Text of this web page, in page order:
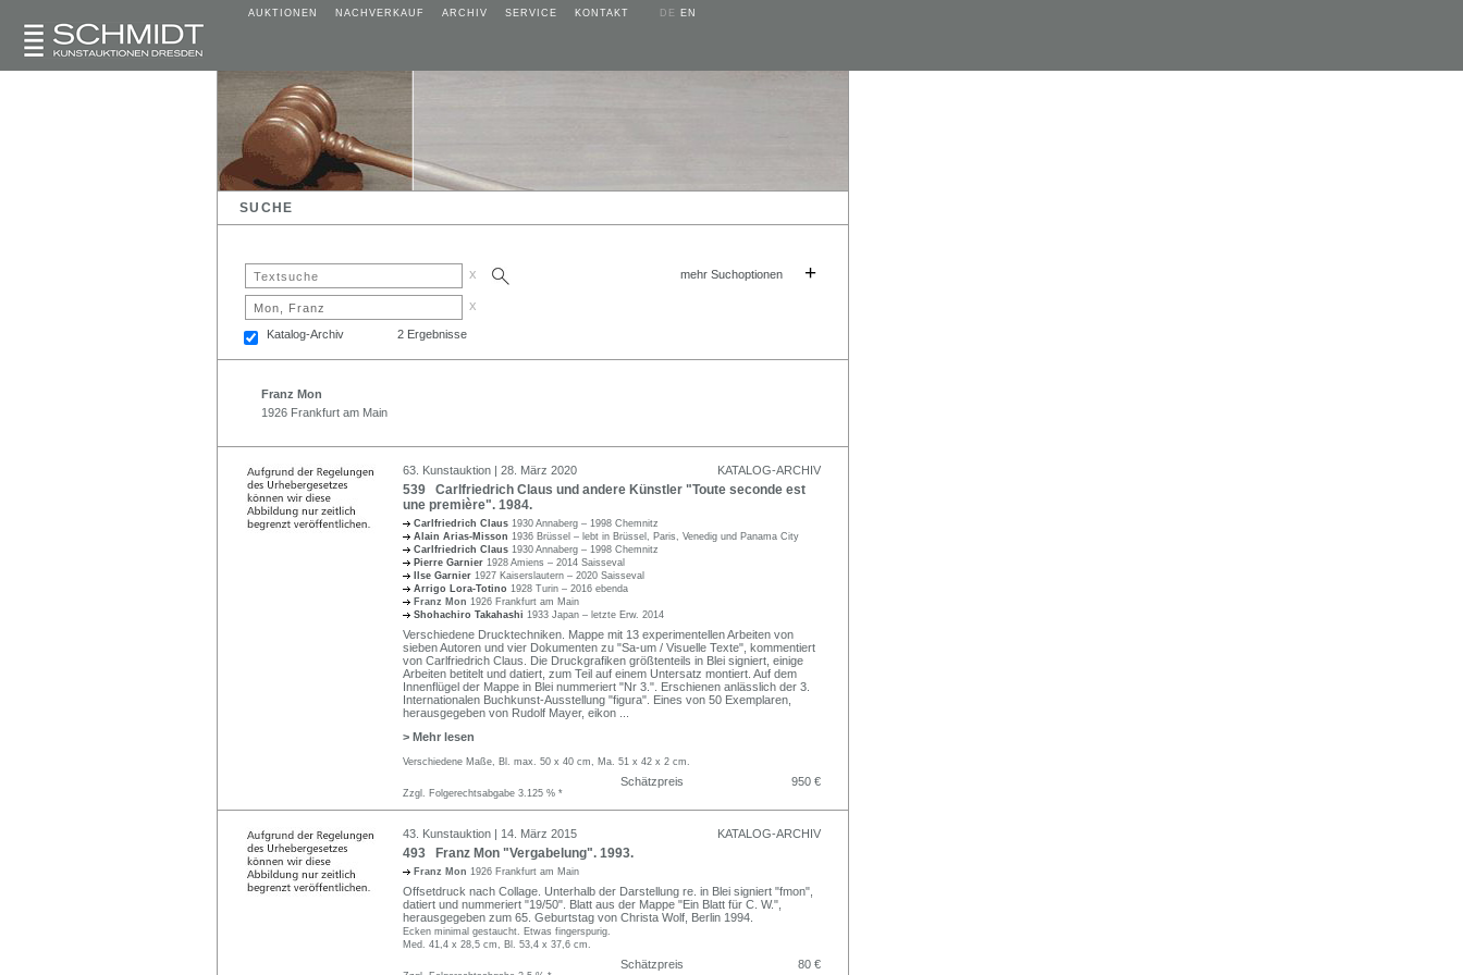
AUKTIONEN NACHVERKAUF ARCHIV SERVICE KONTAKT DE EN
SUCHE
x mehr Suchoptionen +
x
Katalog-Archiv 2 Ergebnisse
Franz Mon
1926 Frankfurt am Main
63. Kunstauktion | 28. März 2020 KATALOG-ARCHIV
539 Carlfriedrich Claus und andere Künstler "Toute seconde est
une première". 1984.
Carlfriedrich Claus 1930 Annaberg – 1998 Chemnitz
Alain Arias-Misson 1936 Brüssel – lebt in Brüssel, Paris, Venedig und Panama City
Carlfriedrich Claus 1930 Annaberg – 1998 Chemnitz
Pierre Garnier 1928 Amiens – 2014 Saisseval
Ilse Garnier 1927 Kaiserslautern – 2020 Saisseval
Arrigo Lora-Totino 1928 Turin – 2016 ebenda
Franz Mon 1926 Frankfurt am Main
Shohachiro Takahashi 1933 Japan – letzte Erw. 2014
Verschiedene Drucktechniken. Mappe mit 13 experimentellen Arbeiten von
sieben Autoren und vier Dokumenten zu "Sa-um / Visuelle Texte", kommentiert
von Carlfriedrich Claus. Die Druckgrafiken größtenteils in Blei signiert, einige
Arbeiten betitelt und datiert, zum Teil auf einem Untersatz montiert. Auf dem
Innenflügel der Mappe in Blei nummeriert "Nr 3.". Erschienen anlässlich der 3.
Internationalen Buchkunst-Ausstellung "figura". Eines von 50 Exemplaren,
herausgegeben von Rudolf Mayer, eikon
> Mehr lesen
Verschiedene Maße, Bl. max. 50 x 40 cm, Ma. 51 x 42 x 2 cm.
Schätzpreis 950 €
Zzgl. Folgerechtsabgabe 3.125 % *
43. Kunstauktion | 14. März 2015 KATALOG-ARCHIV
493 Franz Mon "Vergabelung". 1993.
Franz Mon 1926 Frankfurt am Main
Offsetdruck nach Collage. Unterhalb der Darstellung re. in Blei signiert "fmon",
datiert und nummeriert "19/50". Blatt aus der Mappe "Ein Blatt für C. W.",
herausgegeben zum 65. Geburtstag von Christa Wolf, Berlin 1994.
Ecken minimal gestaucht. Etwas fingerspurig.
Med. 41,4 x 28,5 cm, Bl. 53,4 x 37,6 cm.
Schätzpreis 80 €